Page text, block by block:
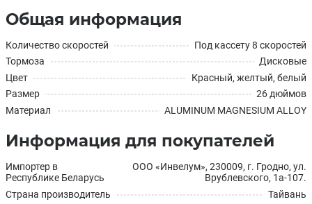
Общая информация
Количество скоростей
Под кассету 8 скоростей
Тормоза
Дисковые
Цвет
Красный, желтый, белый
Размер
26 дюймов
Материал
ALUMINUM MAGNESIUM ALLOY
Информация для покупателей
Импортер в
Республике Беларусь
ООО «Инвелум», 230009, г. Гродно, ул.
Врублевского, 1а-107.
Страна производитель
Тайвань